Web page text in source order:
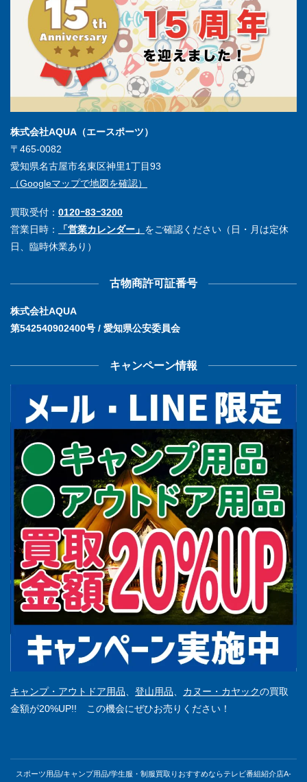
株式会社AQUA（エースポーツ）
〒465-0082
愛知県名古屋市名東区神里1丁目93
（Googleマップで地図を確認）
買取受付： 0120ｰ83ｰ3200
営業日時：
「営業カレンダー」 をご確認ください（日・月は定休
日、臨時休業あり）
古物商許可証番号
株式会社AQUA
第542540902400号 / 愛知県公安委員会
キャンペーン情報
キャンプ・アウトドア用品 登山用品 カヌー・カヤックの買取
金額が20%UP!! この機会にぜひお売りください！
スポーツ用品/キャンプ用品/学生服・制服買取りおすすめならテレビ番組紹介店A-